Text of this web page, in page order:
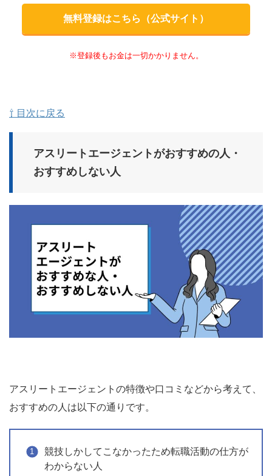
無料登録はこちら（公式サイト）
※登録後もお金は一切かかりません。
⇧ 目次に戻る
アスリートエージェントがおすすめの人・
おすすめしない人
アスリートエージェントの特徴や口コミなどから考えて、
おすすめの人は以下の通りです。
競技しかしてこなかったため転職活動の仕方が
わからない人